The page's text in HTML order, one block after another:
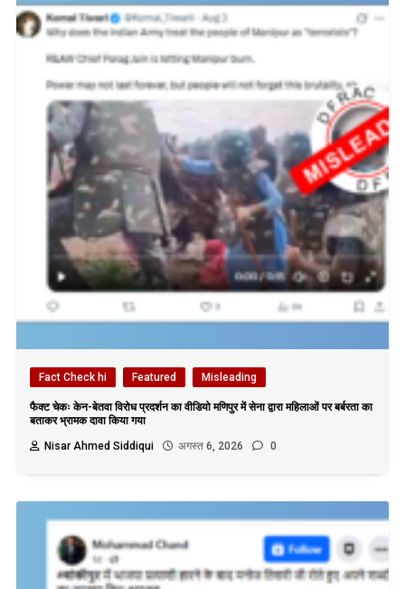
Fact Check hi Featured Misleading
फैक्ट चेकः केन-बेतवा विरोध प्रदर्शन का वीडियो मणिपुर में सेना द्वारा महिलाओं पर बर्बरता का
बताकर भ्रामक दावा किया गया
Nisar Ahmed Siddiqui
अगस्त 6, 2026 0